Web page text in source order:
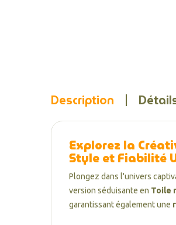
Description
Explorez la
Style et Fiabilité
Plongez dans l'univers
version séduisante en Toile
garantissant également une